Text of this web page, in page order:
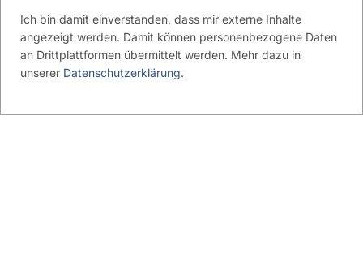
Ich bin damit einverstanden, dass mir externe Inhalte
angezeigt werden. Damit können personenbezogene Daten
an Drittplattformen übermittelt werden. Mehr dazu in
unserer Datenschutzerklärung.